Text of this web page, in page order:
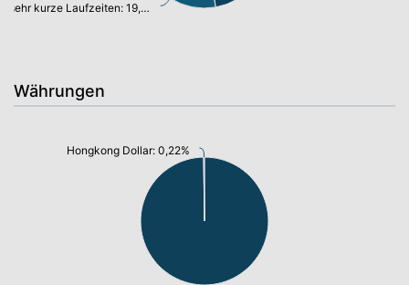
sehr kurze Laufzeiten: 19,34%
Währungen
Hongkong Dollar: 0,22%